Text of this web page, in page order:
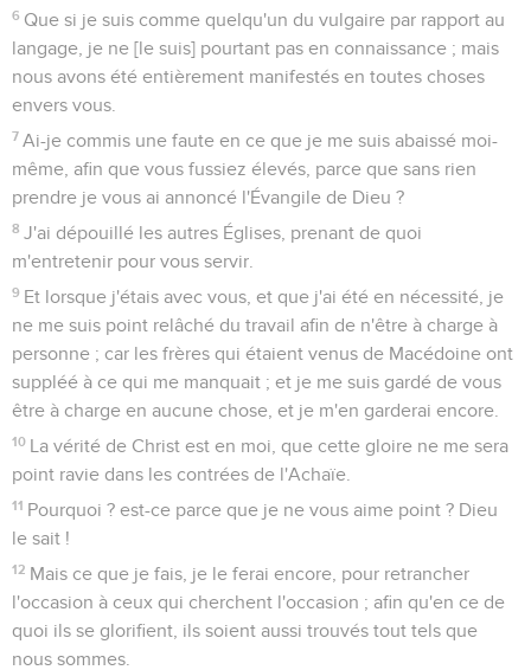
6 Que si je suis comme quelqu'un du vulgaire par rapport au
langage, je ne [le suis] pourtant pas en connaissance ; mais
nous avons été entièrement manifestés en toutes choses
envers vous.
7 Ai-je commis une faute en ce que je me suis abaissé moi-
même, afin que vous fussiez élevés, parce que sans rien
prendre je vous ai annoncé l'Évangile de Dieu ?
8 J'ai dépouillé les autres Églises, prenant de quoi
m'entretenir pour vous servir.
9 Et lorsque j'étais avec vous, et que j'ai été en nécessité, je
ne me suis point relâché du travail afin de n'être à charge à
personne ; car les frères qui étaient venus de Macédoine ont
suppléé à ce qui me manquait ; et je me suis gardé de vous
être à charge en aucune chose, et je m'en garderai encore.
10 La vérité de Christ est en moi, que cette gloire ne me sera
point ravie dans les contrées de l'Achaïe.
11 Pourquoi ? est-ce parce que je ne vous aime point ? Dieu
le sait !
12 Mais ce que je fais, je le ferai encore, pour retrancher
l'occasion à ceux qui cherchent l'occasion ; afin qu'en ce de
quoi ils se glorifient, ils soient aussi trouvés tout tels que
nous sommes.